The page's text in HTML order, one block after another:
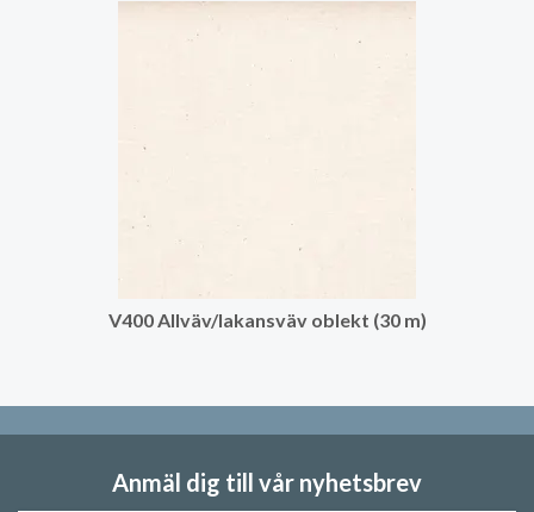
V400 Allväv/lakansväv oblekt (30 m)
Anmäl dig till vår nyhetsbrev